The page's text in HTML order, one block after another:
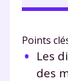
Points
Les
des